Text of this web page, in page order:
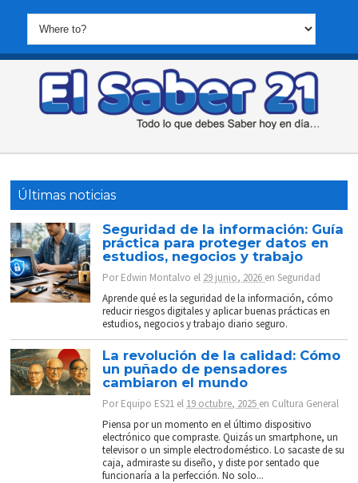
Últimas noticias
Seguridad de la información: Guía
práctica para proteger datos en
estudios, negocios y trabajo
PorEdwin Montalvo el 29 junio, 2026 enSeguridad
Aprende qué es la seguridad de la información, cómo
reducir riesgos digitales y aplicar buenas prácticas en
estudios, negocios y trabajo diario seguro.
La revolución de la calidad: Cómo
un puñado de pensadores
cambiaron el mundo
PorEquipo ES21 el 19 octubre, 2025 en Cultura General
Piensa por un momento en el último dispositivo
electrónico que compraste. Quizás un smartphone, un
televisor o un simple electrodoméstico. Lo sacaste de su
caja, admiraste su diseño, y diste por sentado que
funcionaría a la perfección. No solo...